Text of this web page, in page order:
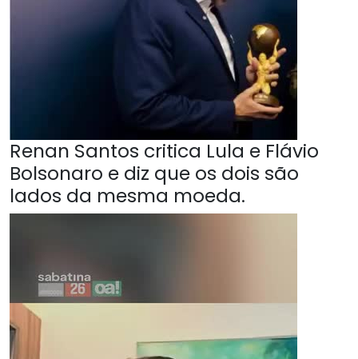
Renan Santos critica Lula e Flávio
Bolsonaro e diz que os dois são
lados da mesma moeda.